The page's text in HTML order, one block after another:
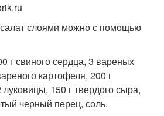
слоями можно с помощью
г свиного сердца, 3 вареных
картофеля, 200 г
150 г твердого сыра,
черный перец, соль.